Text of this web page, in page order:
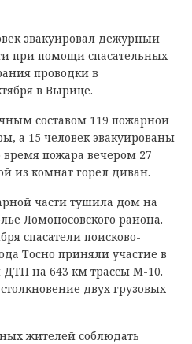
эвакуировал дежурный
при помощи спасательных
проводки в
в Вырице.
составом 119 пожарной
а 15 человек эвакуированы
пожара вечером 27
из комнат горел диван.
части тушила дом на
Ломоносовского района.
спасатели поисково-
Тосно приняли участие в
на 643 км трассы М-10.
двух грузовых
жителей соблюдать